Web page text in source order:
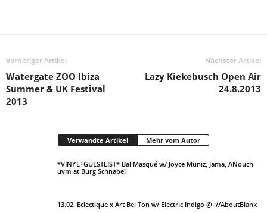
Vorheriger Artikel
Watergate ZOO Ibiza
Summer & UK Festival
2013
Nächster Artikel
Lazy Kiekebusch Open Air
24.8.2013
Verwandte Artikel Mehr vom Autor
*VINYL+GUESTLIST* Bal Masqué w/ Joyce Muniz, Jama, ANouch
uvm at Burg Schnabel
13.02. Eclectique x Art Bei Ton w/ Electric Indigo @ ://AboutBlank